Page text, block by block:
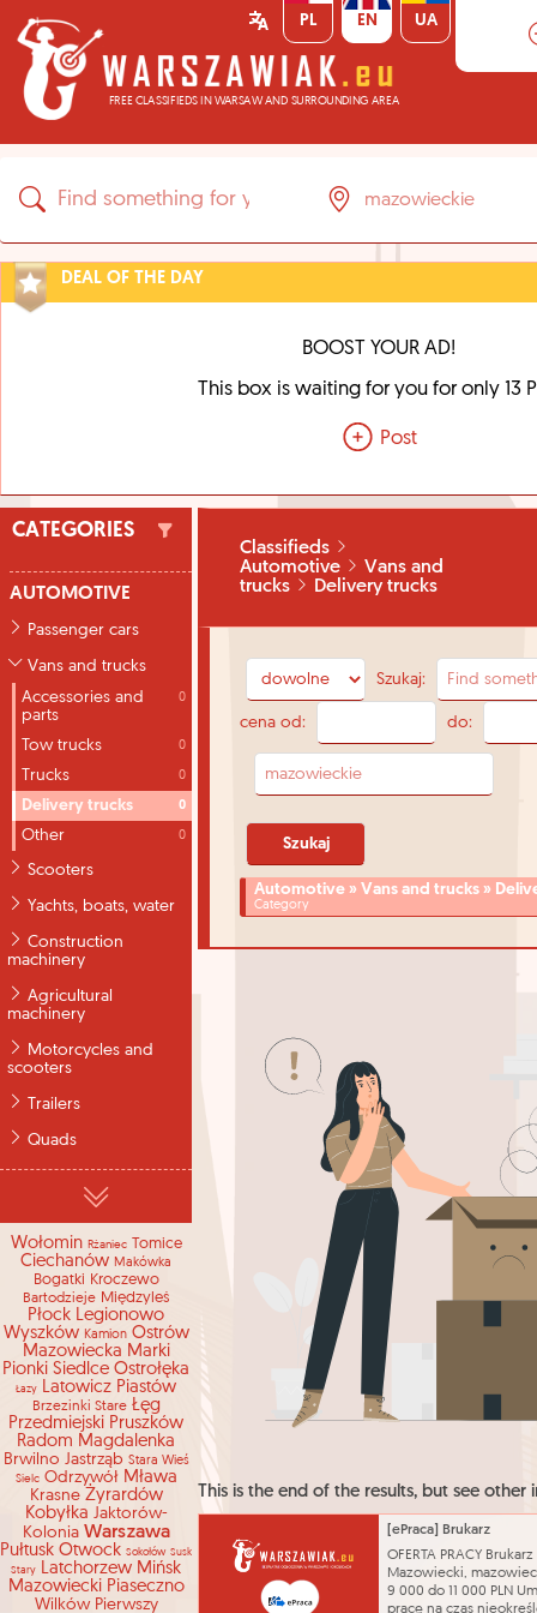
FREE CLASSIFIEDS IN WARSAW AND SURROUNDING AREA
PL EN UA
DEAL OF THE DAY
BOOST YOUR AD!
This box is waiting for you for only 13
Post
CATEGORIES
AUTOMOTIVE
Passenger cars
Vans and trucks
Accessories and
parts
0
Tow trucks 0
Trucks 0
Delivery trucks 0
Other 0
Scooters
Yachts, boats, water
Construction
machinery
Agricultural
machinery
Motorcycles and
scooters
Trailers
Quads
Wołomin Rżaniec Tomice
Ciechanów Makówka
Bogatki Kroczewo
Bartodzieje Międzyleś
Płock Legionowo
Wyszków Kamion Ostrów
Mazowiecka Marki
Pionki Siedlce Ostrołęka
Łazy Latowicz Piastów
Brzezinki Stare Łęg
Przedmiejski Pruszków
Radom Magdalenka
Brwilno Jastrząb Stara Wieś
Sielc Odrzywół Mława
Krasne Żyrardów
Kobyłka Jaktorów-
Kolonia Warszawa
Pułtusk Otwock Sokołów Susk
Stary Latchorzew Mińsk
Mazowiecki Piaseczno
Wilków Pierwszy
Classifieds
Automotive
Vans and
trucks
Delivery trucks
Szukaj:
cena od: do:
Automotive » Vans and trucks »
Category
This is the end of the results, but see other
[ePraca] Brukarz
OFERTA PRACY
Mazowiecki,
9 000 do 11 000 PLN
pracę na czas